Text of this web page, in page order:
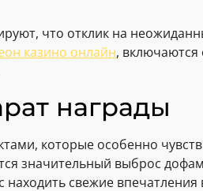
что отклик на
казино онлайн,
награды
которые особенно
значительный выброс
свежие впечатления